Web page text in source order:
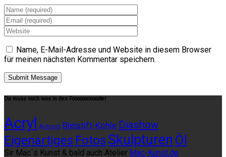
Name, E-Mail-Adresse und Website in diesem Browser
für meinen nächsten Kommentar speichern.
Da muss noch was in den Foooooooooooter
Acryl Airbrush Bleistift-Kohle Diashow
Eigenartiges Fotos Skulpturen Öl
Sir Mac´s Kunst & bald auch Atelier Mac-Kunst.de